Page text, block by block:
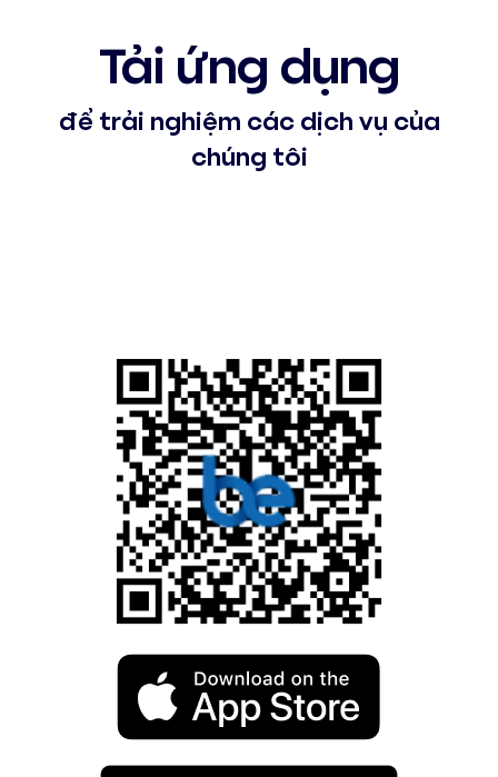
Tải ứng dụng
để trải nghiệm các dịch vụ của
chúng tôi